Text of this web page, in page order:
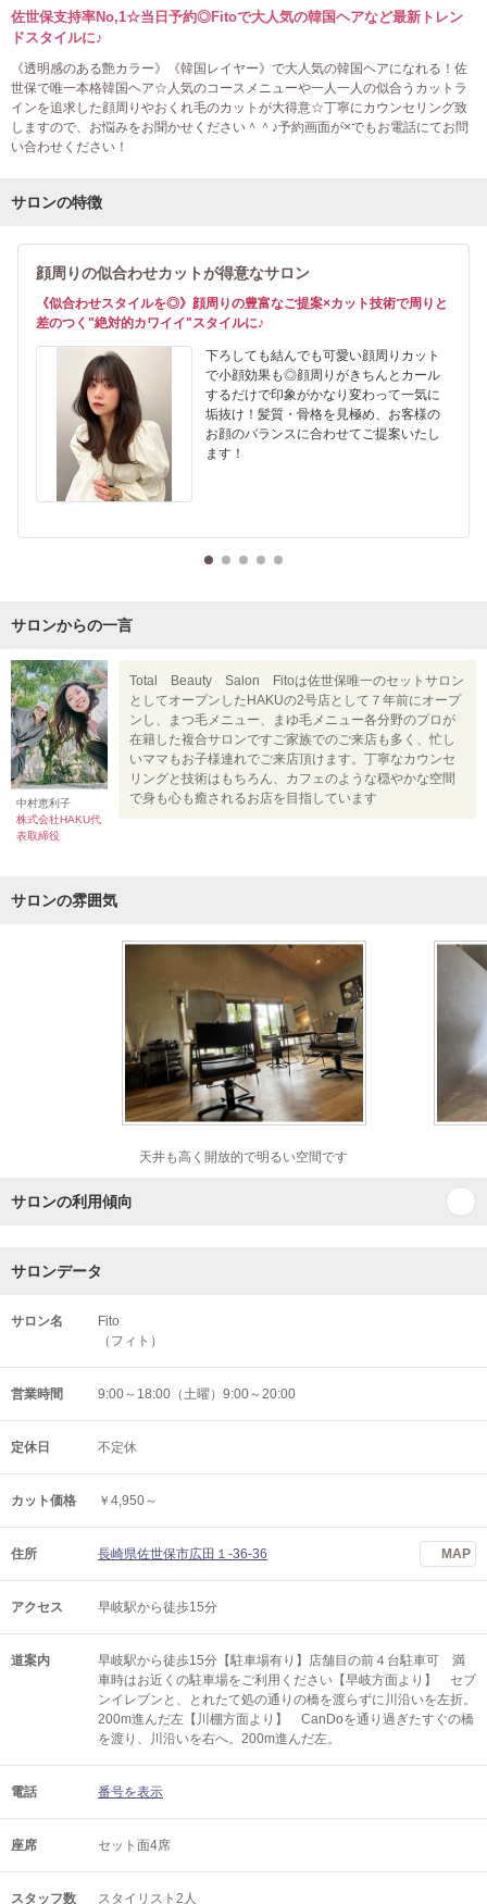
佐世保支持率No,1☆当日予約◎Fitoで大人気の韓国ヘアなど最新トレン
ドスタイルに♪
《透明感のある艶カラー》《韓国レイヤー》で大人気の韓国ヘアになれる！佐
世保で唯一本格韓国ヘア☆人気のコースメニューや一人一人の似合うカットラ
インを追求した顔周りやおくれ毛のカットが大得意☆丁寧にカウンセリング致
しますので、お悩みをお聞かせください＾＾♪予約画面が×でもお電話にてお問
い合わせください！
サロンの特徴
顔周りの似合わせカットが得意なサロン
《似合わせスタイルを◎》顔周りの豊富なご提案×カット技術で周りと
差のつく"絶対的カワイイ"スタイルに♪
下ろしても結んでも可愛い顔周りカット
で小顔効果も◎顔周りがきちんとカール
するだけで印象がかなり変わって一気に
垢抜け！髪質・骨格を見極め、お客様の
お顔のバランスに合わせてご提案いたし
ます！
サロンからの一言
中村恵利子
株式会社HAKU代
表取締役
Total Beauty Salon Fitoは佐世保唯一のセットサロン
としてオープンしたHAKUの2号店として７年前にオープ
ンし、まつ毛メニュー、まゆ毛メニュー各分野のプロが
在籍した複合サロンですご家族でのご来店も多く、忙し
いママもお子様連れでご来店頂けます。丁寧なカウンセ
リングと技術はもちろん、カフェのような穏やかな空間
で身も心も癒されるお店を目指しています
サロンの雰囲気
天井も高く開放的で明るい空間です
サロンの利用傾向
サロンデータ
サロン名
Fito
（フィト）
営業時間 9:00～18:00（土曜）9:00～20:00
定休日 不定休
カット価格 ￥4,950～
住所 長崎県佐世保市広田１-36-36 MAP
アクセス 早岐駅から徒歩15分
道案内
早岐駅から徒歩15分【駐車場有り】店舗目の前４台駐車可 満
車時はお近くの駐車場をご利用ください【早岐方面より】 セブ
ンイレブンと、とれたて処の通りの橋を渡らずに川沿いを左折。
200m進んだ左【川棚方面より】 CanDoを通り過ぎたすぐの橋
を渡り、川沿いを右へ。200m進んだ左。
電話 番号を表示
座席 セット面4席
スタッフ数 スタイリスト2人